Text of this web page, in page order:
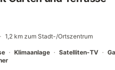
der Sie die spanische Sonne
Mahlzeiten zum Kinderspiel
1,2 km zum Stadt-/Ortszentrum
Klimaanlage Satelliten-TV